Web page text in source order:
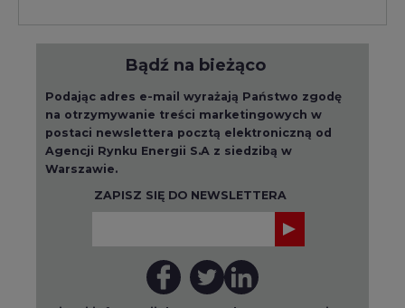
Bądź na bieżąco
Podając adres e-mail wyrażają Państwo zgodę
na otrzymywanie treści marketingowych w
postaci newslettera pocztą elektroniczną od
Agencji Rynku Energii S.A z siedzibą w
Warszawie.
ZAPISZ SIĘ DO NEWSLETTERA